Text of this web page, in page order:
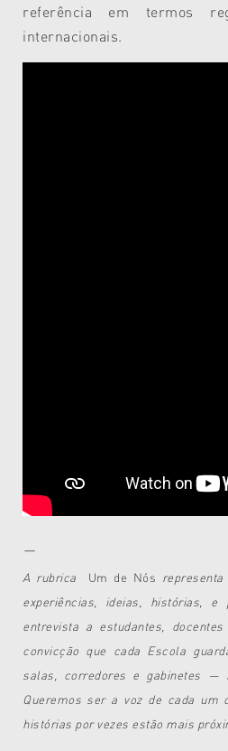
referência em termos
internacionais.
—
A rubrica Um de Nós
experiências, ideias, histórias, e
entrevista a estudantes, docentes
convicção que cada Escola
salas, corredores e gabinetes —
Queremos ser a voz de cada um
histórias por vezes estão mais